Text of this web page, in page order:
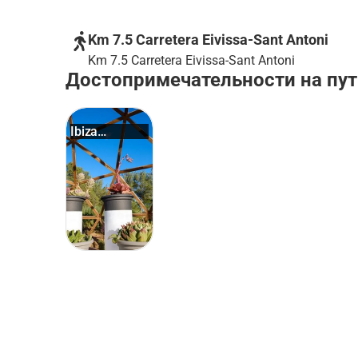
Km 7.5 Carretera Eivissa-Sant Antoni
Km 7.5 Carretera Eivissa-Sant Antoni
Достопримечательности на
Ibiza
Botanic...